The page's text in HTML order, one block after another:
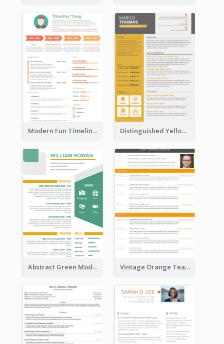
Modern Fun Timeline Orange Resume Distinguished Yellow Resume
Abstract Green Modern Resume Vintage Orange Teacher Resume